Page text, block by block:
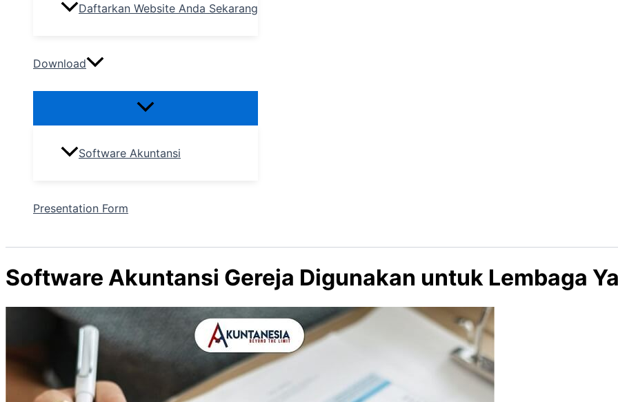
Daftarkan Website Anda Sekarang
Download
Software Akuntansi
Presentation Form
Software Akuntansi Gereja Digunakan untuk Lembaga